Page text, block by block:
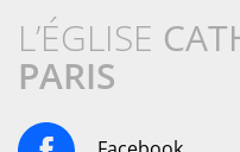
L’ÉGLISE
PARIS